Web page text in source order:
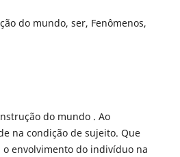
do mundo, ser, Fenômenos,
do mundo . Ao
na condição de sujeito. Que
envolvimento do indivíduo na